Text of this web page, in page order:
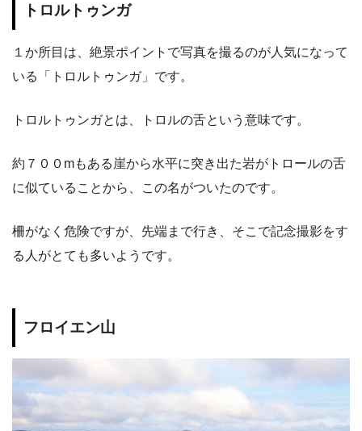
トロルトゥンガ
１か所目は、絶景ポイントで写真を撮るのが人気になって
いる「トロルトゥンガ」です。
トロルトゥンガとは、トロルの舌という意味です。
約７００mもある崖から水平に突き出た岩がトロールの舌
に似ていることから、この名がついたのです。
柵がなく危険ですが、先端まで行き、そこで記念撮影をす
る人がとても多いようです。
フロイエン山